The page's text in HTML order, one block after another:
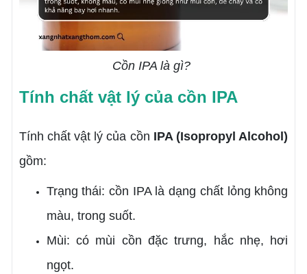
Cồn IPA là gì?
Tính chất vật lý của cồn IPA
Tính chất vật lý của cồn IPA (Isopropyl Alcohol)
gồm:
Trạng thái: cồn IPA là dạng chất lỏng không
màu, trong suốt.
Mùi: có mùi cồn đặc trưng, hắc nhẹ, hơi
ngọt.